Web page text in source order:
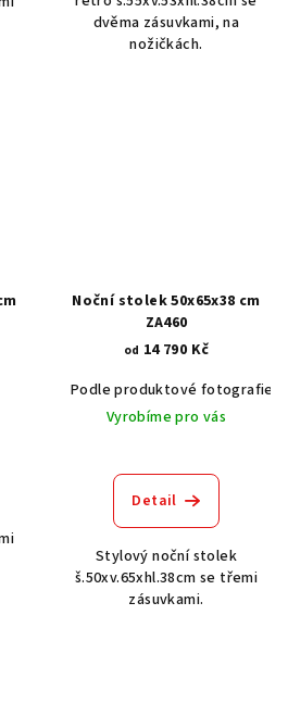
dvěma zásuvkami, na
nožičkách.
Noční stolek 50x65x38 cm
ZA460
od 14 790 Kč
Podle produktové fotografie
Vyrobíme pro vás
Detail
Stylový noční stolek
š.50xv.65xhl.38cm se třemi
zásuvkami.